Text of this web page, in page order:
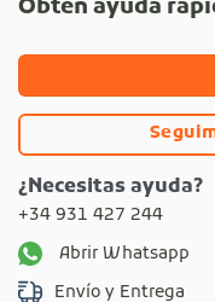
Obtén ayuda
¿Necesitas ayuda?
+34 931 427 244
Abrir Whatsapp
Envío y Entrega